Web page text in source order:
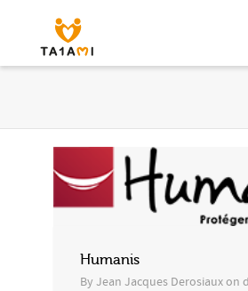
Humanis
By Jean Jacques Derosiauxon